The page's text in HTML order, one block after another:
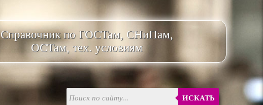
Справочник по ГОСТам, СНиПам,
ОСТам, тех. условиям
ИСКАТЬ